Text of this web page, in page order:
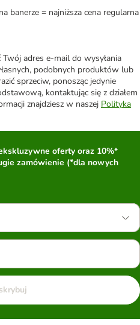
banerze = najniższa cena regularna
adres e-mail do wysyłania
podobnych produktów lub
sprzeciw, ponosząc jedynie
kontaktując się z działem
znajdziesz w naszej Polityka
oferty oraz 10%*
zamówienie (*dla nowych